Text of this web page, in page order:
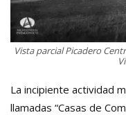
Vista parcial Picadero
La incipiente actividad
llamadas “Casas de